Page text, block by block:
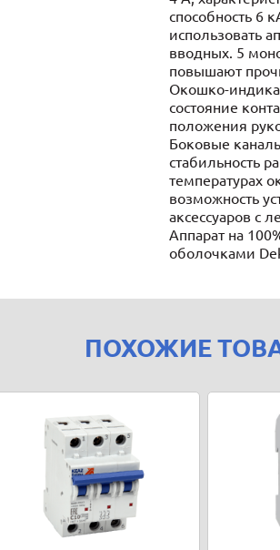
способность 6
использовать
вводных. 5
повышают
Окошко-
состояние
положения
Боковые
стабильность
температурах
возможность
аксессуаров с
Аппарат на
оболочками
ПОХОЖИЕ